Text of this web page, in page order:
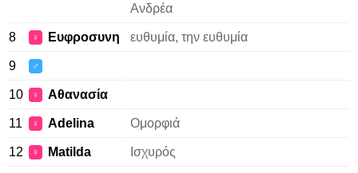
Ανδρέα
8 ♀ Ευφροσυνη ευθυμία, την ευθυμία
9 ♂
10 ♀ Αθανασία
11 ♀ Adelina Ομορφιά
12 ♀ Matilda Ισχυρός